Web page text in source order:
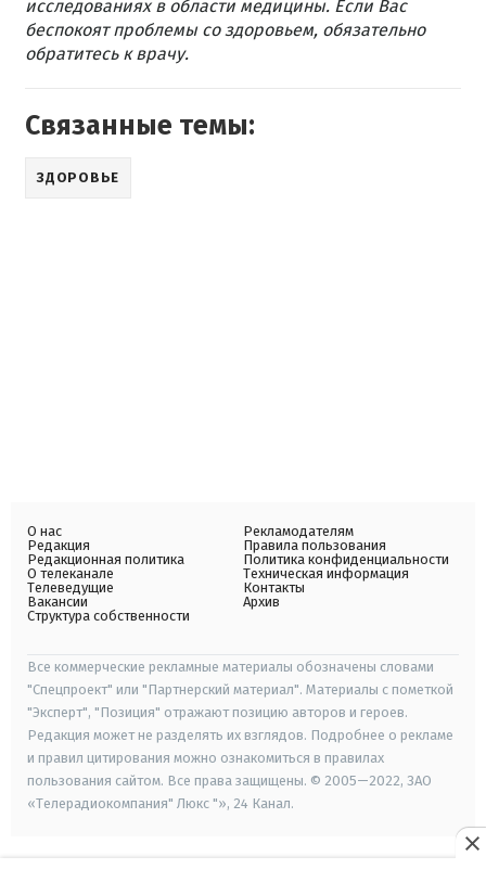
исследованиях в области медицины. Если Вас
беспокоят проблемы со здоровьем, обязательно
обратитесь к врачу.
Связанные темы:
ЗДОРОВЬЕ
О нас
Редакция
Редакционная политика
О телеканале
Телеведущие
Вакансии
Структура собственности
Рекламодателям
Правила пользования
Политика конфиденциальности
Техническая информация
Контакты
Архив
Все коммерческие рекламные материалы обозначены словами
"Спецпроект" или "Партнерский материал". Материалы с пометкой
"Эксперт", "Позиция" отражают позицию авторов и героев.
Редакция может не разделять их взглядов. Подробнее о рекламе
и правил цитирования можно ознакомиться в правилах
пользования сайтом. Все права защищены. © 2005—2022, ЗАО
«Телерадиокомпания" Люкс "», 24 Канал.